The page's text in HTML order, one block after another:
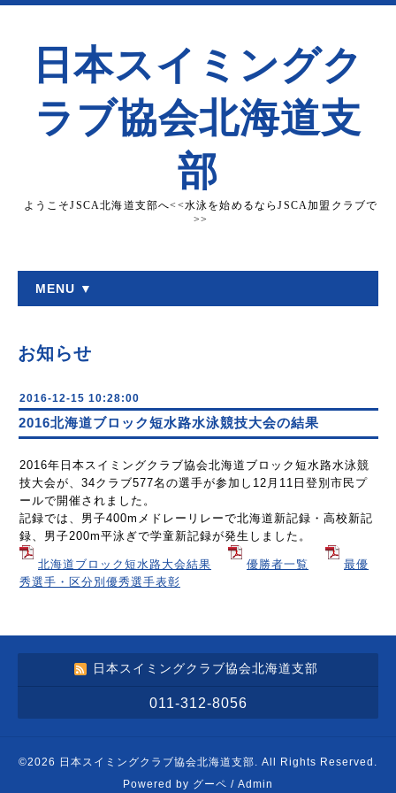
日本スイミングク
ラブ協会北海道支
部
ようこそJSCA北海道支部へ<<水泳を始めるならJSCA加盟クラブで
>>
MENU ▼
お知らせ
2016-12-15 10:28:00
2016北海道ブロック短水路水泳競技大会の結果
2016年日本スイミングクラブ協会北海道ブロック短水路水泳競
技大会が、34クラブ577名の選手が参加し12月11日登別市民プ
ールで開催されました。
記録では、男子400mメドレーリレーで北海道新記録・高校新記
録、男子200m平泳ぎで学童新記録が発生しました。
北海道ブロック短水路大会結果 優勝者一覧
最優
秀選手・区分別優秀選手表彰
日本スイミングクラブ協会北海道支部
011-312-8056
©2026 日本スイミングクラブ協会北海道支部. All Rights Reserved.
Powered by グーペ / Admin